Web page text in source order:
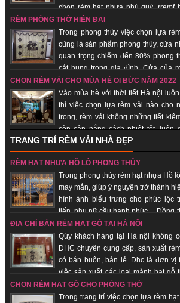
chọn rèm hạt nhựa phú quý, rremf
gỗ... những sản phẩm mang lại sự tôn nghiêm,
đến với quý khách hàng.
RÈM PHÒNG THỜ HIỆN ĐẠI
Trong phong thủy việc chọn lựa
cũng là sản phẩm phong thủy, cửa
quan trọng chiếm đến 80% phong
cát hung trong gia đình. Cửa của
thông dẫn khí từ bên ngoài vào bên trong nhà.
dụng đi kèm, trang trí cho cửa nhà nói chung và
những vật phẩm quan trọng giúp gia chủ hút vượng
mắn, bình an.
CHỌN RÈM VẢI CHO MÙA HÈ OI BỨC NĂM 2022
Vào mùa hè với thời tiết Hà nội
thì việc chọn lựa rèm vải nào cho
trọng, rèm vải không những tiết
còn cản nắng cách nhiệt tốt, luôn
khách hàng luôn mát. Khi ai đó nhìn vào chiếc
người ta sẽ đánh giá được “gu” thẩm mỹ chủ
sẽ thể hiện cá tính, con người của bạn. Không
vải phù hợp sẽ giúp cho sinh hoạt gia đình
nắng gắt của mùa hè.
TRANG TRÍ RÈM VẢI NHÀ ĐẸP
RÈM HẠT NHỰA HỒ LÔ PHONG THỦY
Trong phong thủy rèm hạt nhựa Hồ
may mắn, giúp ý nguyện trở thành
hình ảnh biểu trưng cho phúc lộc
tiến, phụ nữ cầu hạnh phúc… Đồng
biểu trưng cho sự hài hòa âm dương. Nhận sản
hàng nhanh, uy tín.
ĐỊA CHỈ BÁN RÈM HẠT GỖ TẠI HÀ NỘI
Qúy khách hàng tại Hà nội không
DHC chuyên cung cấp, sản xuất
có bán buôn, bán lẻ. Dhc là đơn vị
việc sản xuất các loại mành hạt gỗ
nghiệm trên 18 năm trên thị trường, được rất nhiều
đơn vị uy tín tại thị trường Hà nội, các tỉnh thành
CHỌN RÈM HẠT GỖ CHO PHÒNG THỜ
Trong trang trí việc chọn lựa rèm